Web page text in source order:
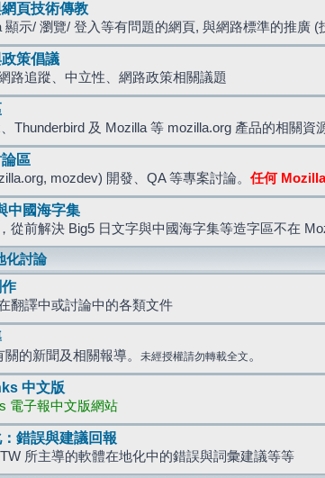
頁技術傳教
顯示/ 瀏覽/ 登入等有問題的網頁, 與網路標準的推廣 (
策倡議
路追蹤、中立性、網路政策相關議題
Thunderbird 及 Mozilla 等 mozilla.org 產品的相關資
區
mozdev) 開發、QA 等專案討論。 任何
中國海字集
從前解決 Big5 日文字與中國海字集等造字區不在
化討論
翻譯中或討論中的各類文件
的新聞及相關報導。 未經授權請勿轉載全文 。
中文版
電子報中文版網站
錯誤與建議回報
所主導的軟體在地化中的錯誤與詞彙建議等等